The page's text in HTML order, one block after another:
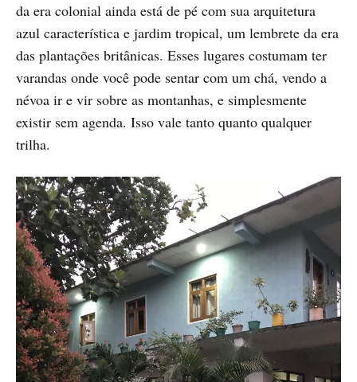
da era colonial ainda está de pé com sua arquitetura
azul característica e jardim tropical, um lembrete da era
das plantações britânicas. Esses lugares costumam ter
varandas onde você pode sentar com um chá, vendo a
névoa ir e vir sobre as montanhas, e simplesmente
existir sem agenda. Isso vale tanto quanto qualquer
trilha.